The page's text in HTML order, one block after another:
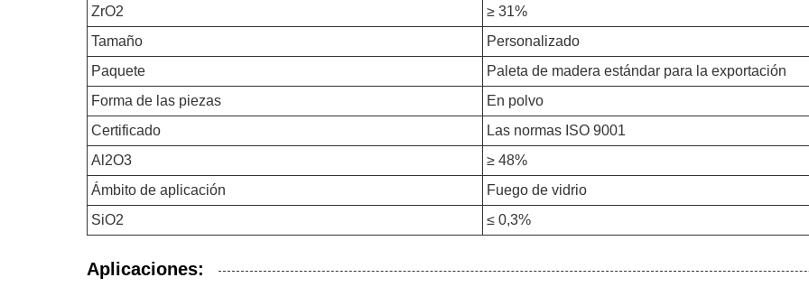
ZrO2
≥ 31%
Tamaño
Personalizado
Paquete
Paleta de madera estándar para la exportación
Forma de las piezas
En polvo
Certificado
Las normas ISO 9001
Al2O3
≥ 48%
Ámbito de aplicación
Fuego de vidrio
SiO2
≤ 0,3%
Aplicaciones: